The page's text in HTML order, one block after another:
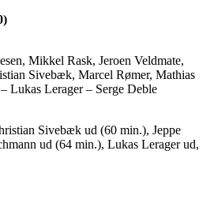
Mikkel Rask, Jeroen Veldmate,
Sivebæk, Marcel Rømer, Mathias
Lukas Lerager – Serge Deble
Sivebæk ud (60 min.), Jeppe
ud (64 min.), Lukas Lerager ud,